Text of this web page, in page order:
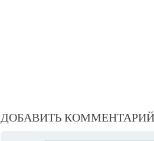
ДОБАВИТЬ КОММЕНТАРИЙ